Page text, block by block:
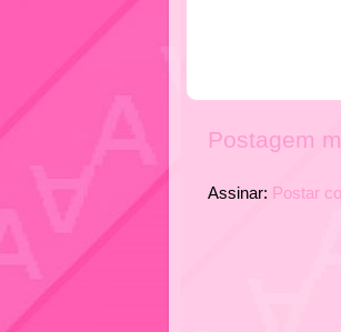
Postagem
Assinar: Postar